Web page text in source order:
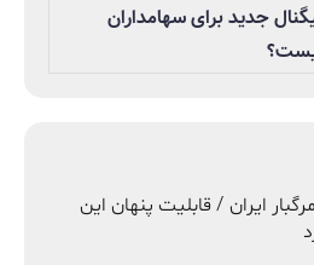
جدید برای سهامداران
ایران / قابلیت پنهان این